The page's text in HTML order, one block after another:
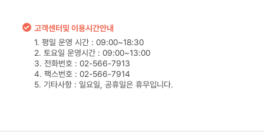
고객센터및 이용시간안내
1. 평일 운영 시간 : 09:00~18:30
2. 토요일 운영시간 : 09:00~13:00
3. 전화번호 : 02-566-7913
4. 팩스번호 : 02-566-7914
5. 기타사항 : 일요일, 공휴일은 휴무입니다.